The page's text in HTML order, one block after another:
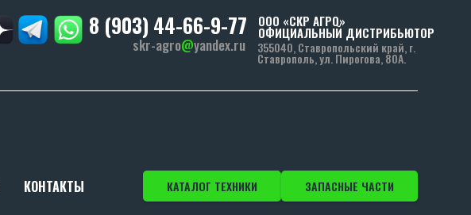
8 (903) 44-66-9-77
skr-agro@yandex.ru
ООО «СКР АГРО»
ОФИЦИАЛЬНЫЙ ДИСТРИБЬЮТОР
355040, Ставропольский край, г.
Ставрополь, ул. Пирогова, 80А.
КОНТАКТЫ КАТАЛОГ ТЕХНИКИ ЗАПАСНЫЕ ЧАСТИ